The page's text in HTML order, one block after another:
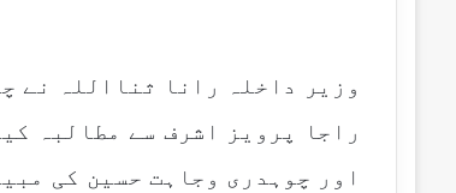
وزیر داخلہ رانا ثنااللہ نے
راجا پرویز اشرف سے مطالبہ
اور چوہدری وجاہت حسین کی